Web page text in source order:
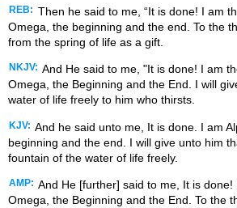
REB: Then he said to me, “It is done! I am
Omega, the beginning and the end. To the
from the spring of life as a gift.
NKJV: And He said to me, "It is done! I am
Omega, the Beginning and the End. I will
water of life freely to him who thirsts.
KJV: And he said unto me, It is done. I am
beginning and the end. I will give unto him
fountain of the water of life freely.
AMP: And He [further] said to me, It is
Omega, the Beginning and the End. To the